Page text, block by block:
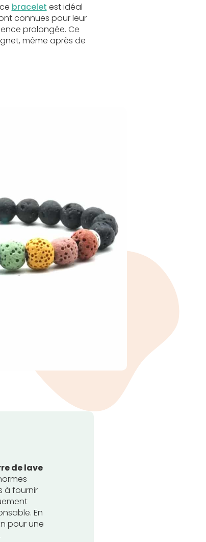
bracelet est idéal
connues pour leur
prolongée. Ce
même après de
de lave
à fournir
En
pour une